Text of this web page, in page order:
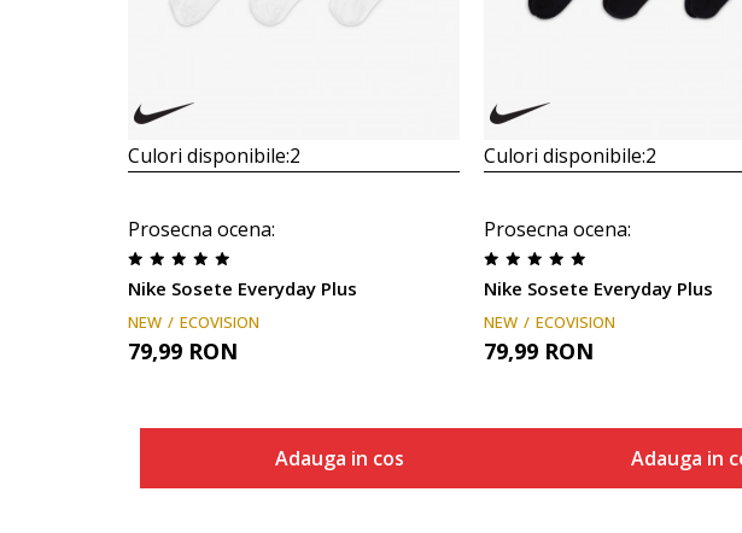
Culori disponibile:2
Prosecna ocena:
Nike Sosete Everyday Plus
NEW ECOVISION
79,99 RON
Adauga in cos
Culori disponibile:2
Prosecna ocena:
Nike Sosete Everyday Plus
NEW ECOVISION
79,99 RON
Adauga in